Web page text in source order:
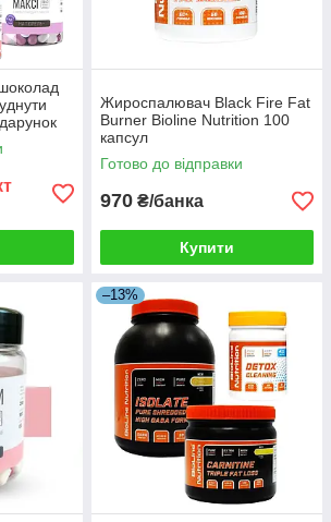
Жироспалювач Black Fire Fat
Burner Bioline Nutrition 100
капсул
Готово до відправки
970 ₴/банка
Купити
–13%